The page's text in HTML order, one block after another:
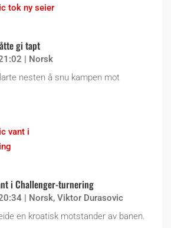
gi tapt
| Norsk
nesten å snu kampen mot
i Challenger-turnering
| Norsk, Viktor Durasovic
en kroatisk motstander av banen.